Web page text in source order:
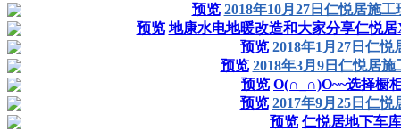
预览 2018年10月27日仁悦居施工
预览 地康水电地暖改造和大家分享仁悦
预览 2018年1月27日仁悦
预览 2018年3月9日仁悦居施
预览 O(∩_∩)O~~选择橱
预览 2017年9月25日仁悦
预览 仁悦居地下车